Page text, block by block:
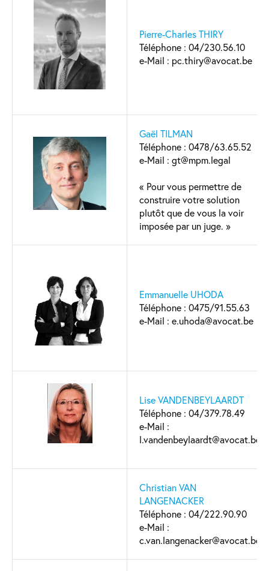
Pierre-Charles THIRY
Téléphone : 04/230.56.10
e-Mail : pc.thiry@avocat.be
Gaël TILMAN
Téléphone : 0478/63.65.52
e-Mail : gt@mpm.legal
« Pour vous permettre de
construire votre solution
plutôt que de vous la voir
imposée par un juge. »
Emmanuelle UHODA
Téléphone : 0475/91.55.63
e-Mail : e.uhoda@avocat.be
Lise VANDENBEYLAARDT
Téléphone : 04/379.78.49
e-Mail :
l.vandenbeylaardt@avocat.be
Christian VAN
LANGENACKER
Téléphone : 04/222.90.90
e-Mail :
c.van.langenacker@avocat.be